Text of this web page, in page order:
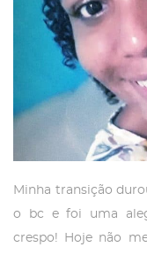
Minha transição
o bc e foi uma
crespo! Hoje não